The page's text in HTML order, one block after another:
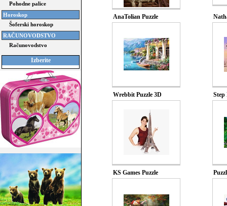
Pohodne palice
Horoskop
Šoferski horoskop
RAČUNOVODSTVO
Računovodstvo
Izberite
AnaTolian Puzzle
Wrebbit Puzzle 3D Step
KS Games Puzzle